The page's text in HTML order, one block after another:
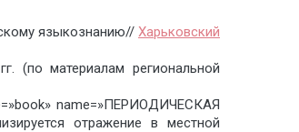
язы­кознанию// Харьковский
(по материалам региональной
name=»ПЕРИОДИЧЕСКАЯ
отражение в местной